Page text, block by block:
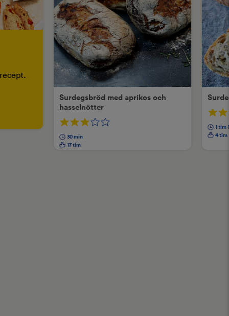
Surdegsbröd med aprikos och
hasselnötter
30 min
17 tim
1 tim
4 tim